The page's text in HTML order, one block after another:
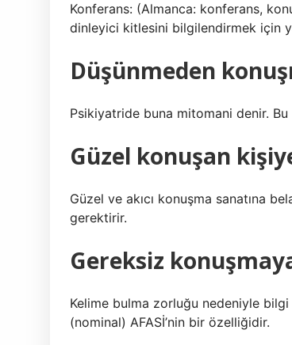
Konferans: (Almanca: konferans,
dinleyici kitlesini bilgilendirmek için
Düşünmeden
Psikiyatride buna mitomani denir.
Güzel konuşan
Güzel ve akıcı konuşma sanatına
gerektirir.
Gereksiz
Kelime bulma zorluğu nedeniyle bilgi
(nominal) AFASİ’nin bir özelliğidir.